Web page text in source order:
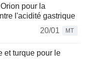
pour la
l'acidité gastrique
20/01
MT
et turque pour le